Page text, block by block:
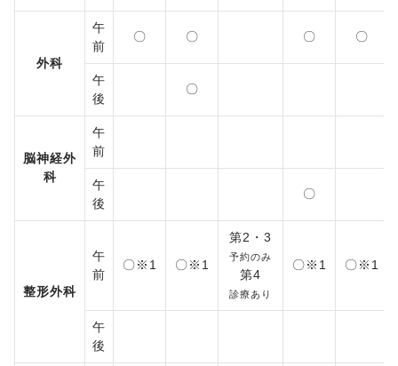
外科
午
前
〇 〇 〇 〇
午
後
〇
脳神経外
科
午
前
午
後
〇
整形外科
午
前
〇※1 〇※1
第2・3
予約のみ
第4
診療あり
〇※1 〇※1
午
後